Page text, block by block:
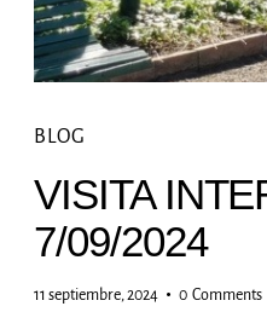
Noticias
BLOG
VISITA
7/09/2024
11 septiembre, 2024 0 Comments